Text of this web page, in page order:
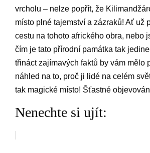
vrcholu – nelze popřít, že
místo plné tajemství a zázraků! Ať už
cestu na tohoto afrického obra, nebo
čím je tato přírodní památka tak
třináct zajímavých faktů by vám mělo
náhled na to, proč ji lidé na celém
tak magické místo! Šťastné
Nenechte si ujít: